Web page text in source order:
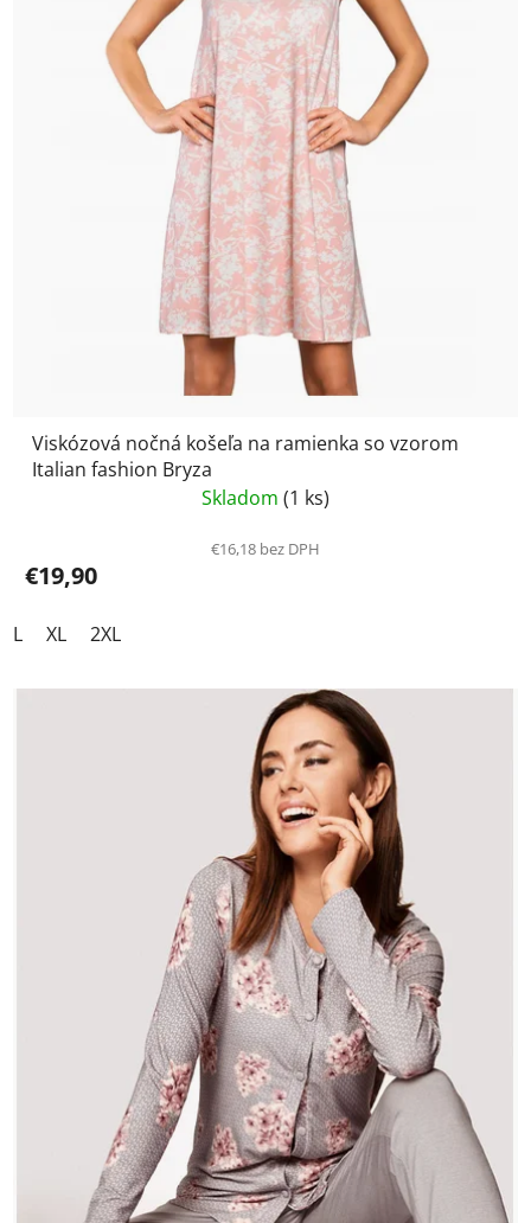
Viskózová nočná košeľa na ramienka so vzorom
Italian fashion Bryza
Skladom (1 ks)
€16,18 bez DPH
€19,90
L XL 2XL